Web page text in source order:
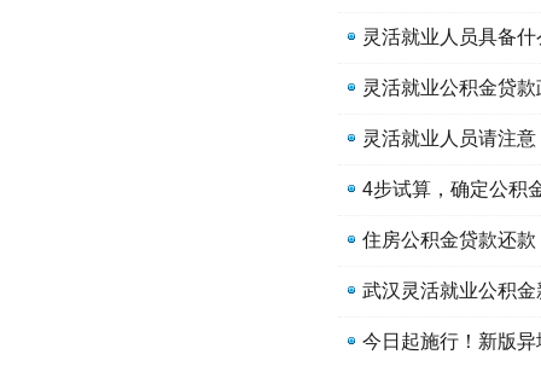
灵活就业人员具备
灵活就业公积金贷
灵活就业人员请注
4步试算，确定公积
住房公积金贷款还
武汉灵活就业公积
今日起施行！新版